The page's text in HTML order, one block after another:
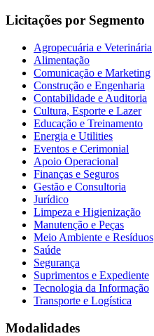
Licitações por Segmento
Agropecuária e Veterinária
Alimentação
Comunicação e Marketing
Construção e Engenharia
Contabilidade e Auditoria
Cultura, Esporte e Lazer
Educação e Treinamento
Energia e Utilities
Eventos e Cerimonial
Apoio Operacional
Finanças e Seguros
Gestão e Consultoria
Jurídico
Limpeza e Higienização
Manutenção e Peças
Meio Ambiente e Resíduos
Saúde
Segurança
Suprimentos e Expediente
Tecnologia da Informação
Transporte e Logística
Modalidades